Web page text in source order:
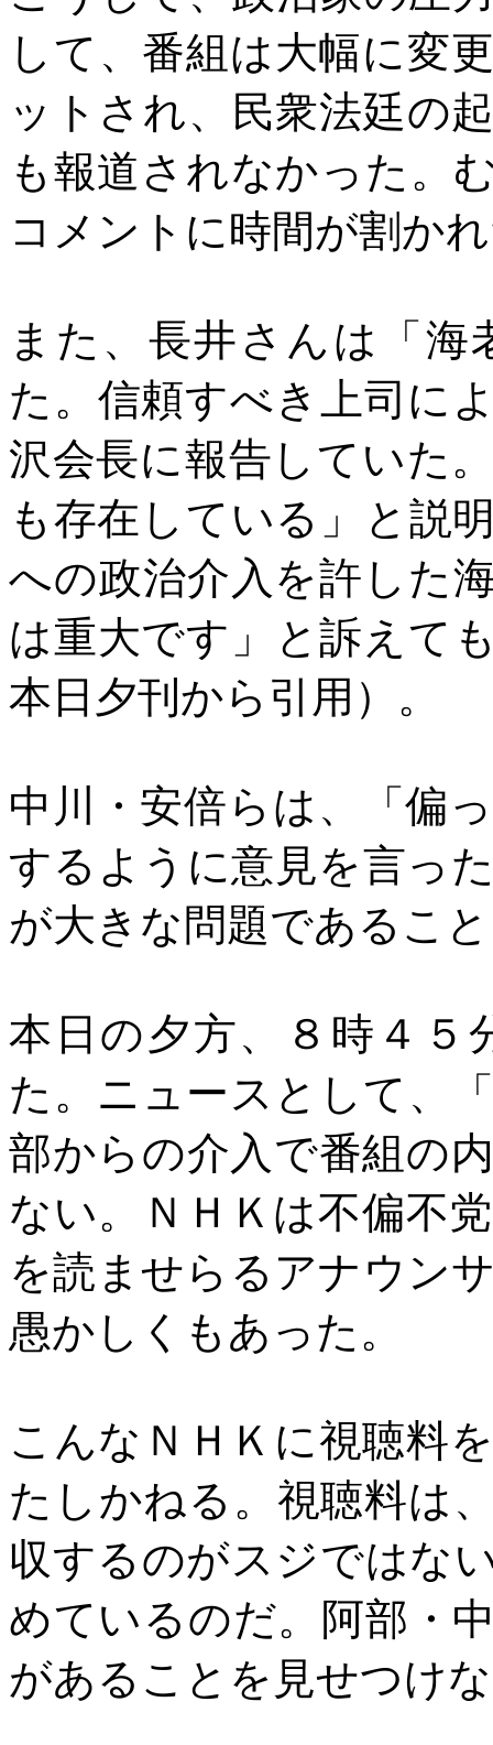
して、番組は大幅に変
ットされ、民衆法廷の
も報道されなかった。
コメントに時間が割か
また、長井さんは「
た。信頼すべき上司に
沢会長に報告していた
も存在している」と説
への政治介入を許した
は重大です」と訴えて
本日夕刊から引用）。
中川・安倍らは、「偏
するように意見を言っ
が大きな問題であるこ
本日の夕方、８時４５
た。ニュースとして、
部からの介入で番組の
ない。ＮＨＫは不偏不
を読ませらるアナウン
愚かしくもあった。
こんなＮＨＫに視聴料
たしかねる。視聴料は
収するのがスジではな
めているのだ。阿部・
があることを見せつけ